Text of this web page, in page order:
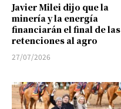
Javier Milei dijo que la
minería y la energía
financiarán el final de las
retenciones al agro
27/07/2026